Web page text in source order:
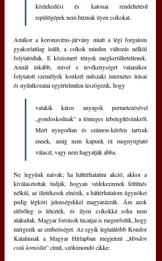
közlekedési és katonai rendeltetésű
repülőgépek nem húznak ilyen csíkokat.
Amikor a koronavírus-járvány miatt a légi forgalom
gyakorlatilag leállt, a csíkok minden változás nélkül
folytatódtak. E közismert tények megkerülhetetlenek.
Annál inkább, mivel e tevékenységet valamikor
folytatott személyek konkrét műszaki internetes írásai
és nyilatkozatai egyértelműen leszögezik, hogy
valakik káros anyagok permetezésével
„gondoskodnak” a tömeges lebetegítésünkről.
Mert nyugodtan és számon-kérően tartsuk
ennek, amíg nem kapunk rá megnyugtató
választ, vagy nem hagyatják abba.
Ne legyünk naivak; ha háttérhatalmi akció, akkor a
kiválasztottak tudják, hogyan védekezzenek feltűnés
nélkül, az illetékesek elnézik, a háttérhatalom ügynökei
pedig légköri jelenségekkel magyarázzák. Ám azok
előzőleg is léteztek, és ilyen csíkokká soha nem
alakultak. Magyar források tucatjai is megerősítik, hogy
mérgezik az emberiséget. Az egyik legtalálóbb Kondor
Katalinnak a Magyar Hírlapban megjelent „Minden
csak komédia” című, szókimondó cikke: